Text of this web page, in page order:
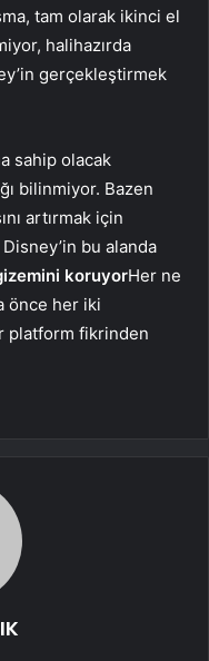
tam olarak ikinci el
halihazırda
gerçekleştirmek
sahip olacak
bilinmiyor. Bazen
artırmak için
bu alanda
koruyorHer ne
önce her iki
platform fikrinden